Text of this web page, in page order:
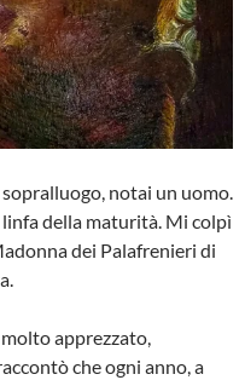
notai un uomo.
linfa della maturità. Mi colpì
dei Palafrenieri di
apprezzato,
che ogni anno, a